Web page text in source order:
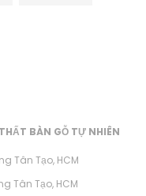
BÀN GỖ TỰ NHIÊN
Tân Tạo, HCM
Tân Tạo, HCM